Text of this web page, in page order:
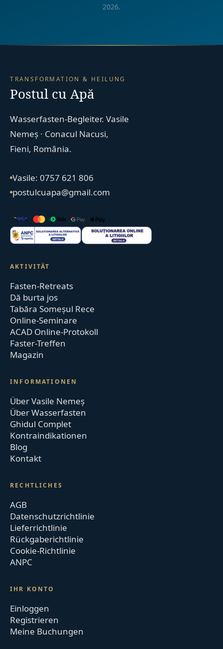
2026.
TRANSFORMATION & HEILUNG
Postul cu Apă
Wasserfasten-Begleiter. Vasile
Nemeș · Conacul Nacusi,
Fieni, România.
Vasile: 0757 621 806
postulcuapa@gmail.com
AKTIVITÄT
Fasten-Retreats
Dă burta jos
Tabăra Someșul Rece
Online-Seminare
ACAD Online-Protokoll
Faster-Treffen
Magazin
INFORMATIONEN
Über Vasile Nemeș
Über Wasserfasten
Ghidul Complet
Kontraindikationen
Blog
Kontakt
RECHTLICHES
AGB
Datenschutzrichtlinie
Lieferrichtlinie
Rückgaberichtlinie
Cookie-Richtlinie
ANPC
IHR KONTO
Einloggen
Registrieren
Meine Buchungen